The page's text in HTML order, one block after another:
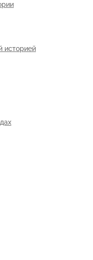
историей